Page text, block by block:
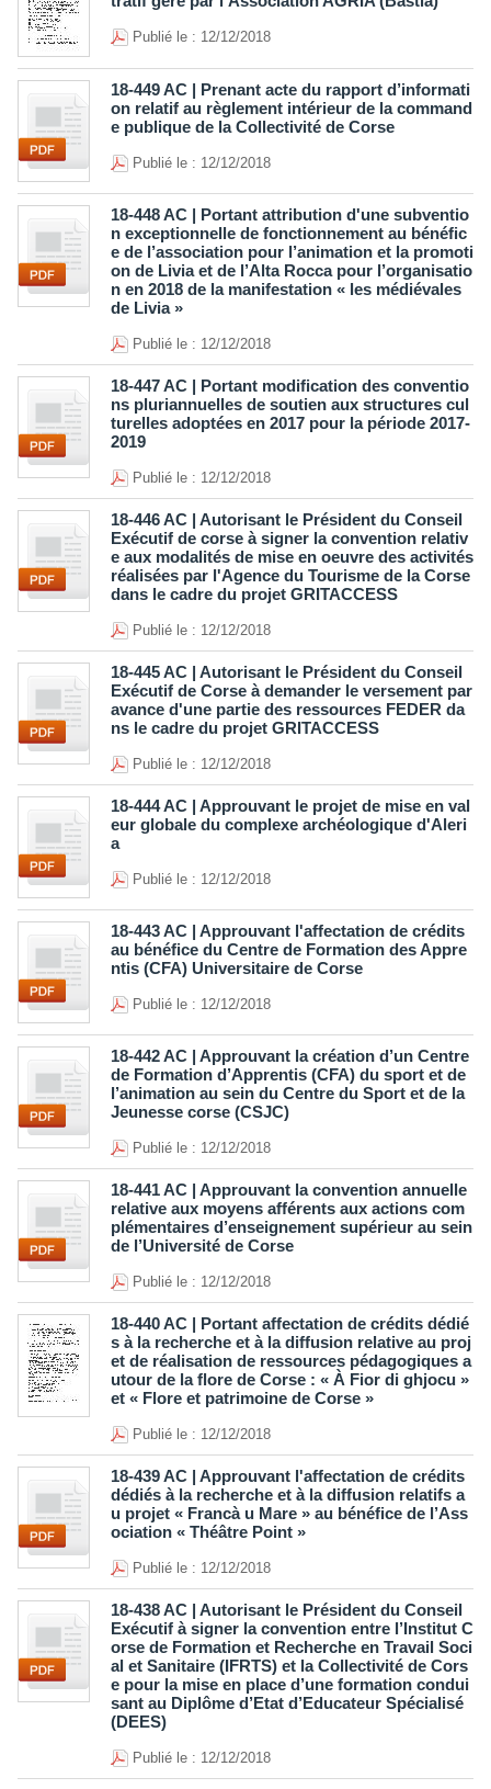
Publié le : 12/12/2018
18-449 AC | Prenant acte du rapport d’informati
on relatif au règlement intérieur de la command
e publique de la Collectivité de Corse
Publié le : 12/12/2018
18-448 AC | Portant attribution d'une subventio
n exceptionnelle de fonctionnement au bénéfic
e de l’association pour l’animation et la promoti
on de Livia et de l’Alta Rocca pour l’organisatio
n en 2018 de la manifestation « les médiévales
de Livia »
Publié le : 12/12/2018
18-447 AC | Portant modification des conventio
ns pluriannuelles de soutien aux structures cul
turelles adoptées en 2017 pour la période 2017-
2019
Publié le : 12/12/2018
18-446 AC | Autorisant le Président du Conseil
Exécutif de corse à signer la convention relativ
e aux modalités de mise en oeuvre des activités
réalisées par l'Agence du Tourisme de la Corse
dans le cadre du projet GRITACCESS
Publié le : 12/12/2018
18-445 AC | Autorisant le Président du Conseil
Exécutif de Corse à demander le versement par
avance d'une partie des ressources FEDER da
ns le cadre du projet GRITACCESS
Publié le : 12/12/2018
18-444 AC | Approuvant le projet de mise en val
eur globale du complexe archéologique d'Aleri
a
Publié le : 12/12/2018
18-443 AC | Approuvant l'affectation de crédits
au bénéfice du Centre de Formation des Appre
ntis (CFA) Universitaire de Corse
Publié le : 12/12/2018
18-442 AC | Approuvant la création d’un Centre
de Formation d’Apprentis (CFA) du sport et de
l’animation au sein du Centre du Sport et de la
Jeunesse corse (CSJC)
Publié le : 12/12/2018
18-441 AC | Approuvant la convention annuelle
relative aux moyens afférents aux actions com
plémentaires d’enseignement supérieur au sein
de l’Université de Corse
Publié le : 12/12/2018
18-440 AC | Portant affectation de crédits dédié
s à la recherche et à la diffusion relative au proj
et de réalisation de ressources pédagogiques a
utour de la flore de Corse : « À Fior di ghjocu »
et « Flore et patrimoine de Corse »
Publié le : 12/12/2018
18-439 AC | Approuvant l'affectation de crédits
dédiés à la recherche et à la diffusion relatifs a
u projet « Francà u Mare » au bénéfice de l’Ass
ociation « Théâtre Point »
Publié le : 12/12/2018
18-438 AC | Autorisant le Président du Conseil
Exécutif à signer la convention entre l’Institut C
orse de Formation et Recherche en Travail Soci
al et Sanitaire (IFRTS) et la Collectivité de Cors
e pour la mise en place d’une formation condui
sant au Diplôme d’Etat d’Educateur Spécialisé
(DEES)
Publié le : 12/12/2018